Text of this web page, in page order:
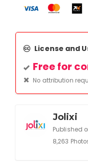
License and
Free for
No attribution
Jolixi
Published
8,263